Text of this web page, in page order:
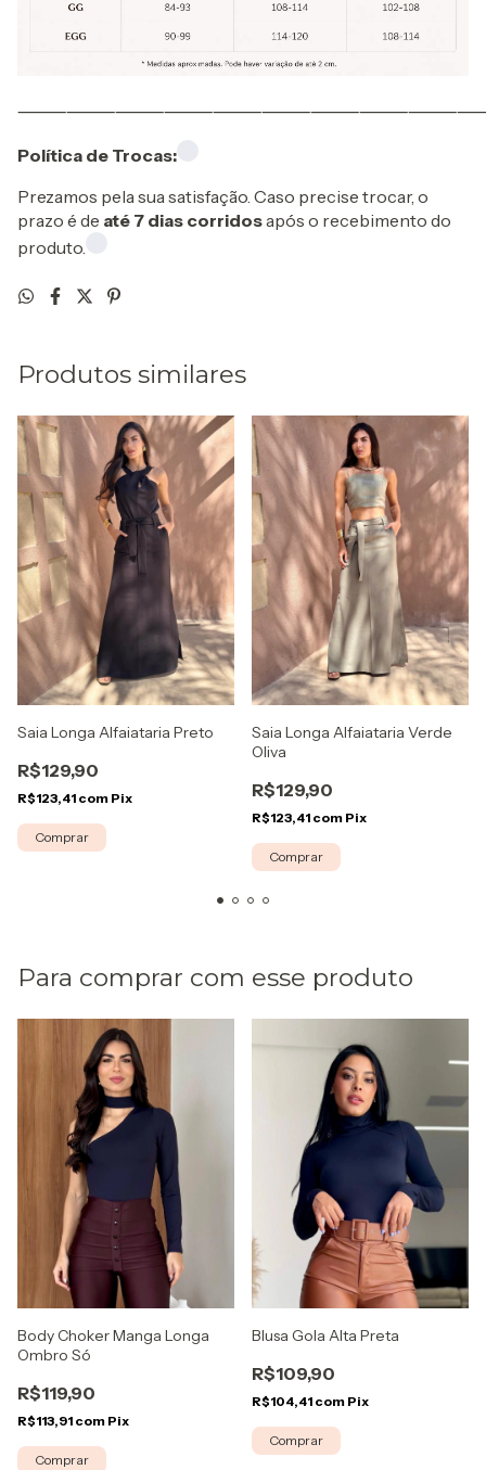
Política de Trocas:
Prezamos pela sua satisfação. Caso precise trocar, o
prazo é de até 7 dias corridosapós o recebimento do
produto.
Produtos similares
Saia Longa Alfaiataria Preto
R$129,90
R$123,41 com Pix
Comprar
Saia Longa Alfaiataria Verde
Oliva
R$129,90
R$123,41 com Pix
Comprar
Para comprar com esse produto
Body Choker Manga Longa
Ombro Só
R$119,90
R$113,91 com Pix
Comprar
Blusa Gola Alta Preta
R$109,90
R$104,41 com Pix
Comprar